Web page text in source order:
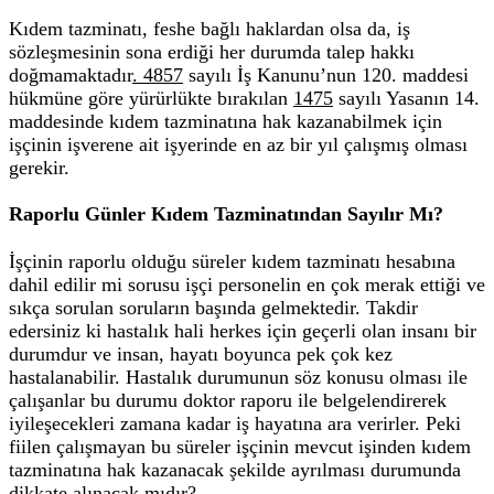
Kıdem tazminatı, feshe bağlı haklardan olsa da, iş
sözleşmesinin sona erdiği her durumda talep hakkı
doğmamaktadır. 4857 sayılı İş Kanunu’nun 120. maddesi
hükmüne göre yürürlükte bırakılan 1475 sayılı Yasanın 14.
maddesinde kıdem tazminatına hak kazanabilmek için
işçinin işverene ait işyerinde en az bir yıl çalışmış olması
gerekir.
Raporlu Günler Kıdem Tazminatından Sayılır Mı?
İşçinin raporlu olduğu süreler kıdem tazminatı hesabına
dahil edilir mi sorusu işçi personelin en çok merak ettiği ve
sıkça sorulan soruların başında gelmektedir. Takdir
edersiniz ki hastalık hali herkes için geçerli olan insanı bir
durumdur ve insan, hayatı boyunca pek çok kez
hastalanabilir. Hastalık durumunun söz konusu olması ile
çalışanlar bu durumu doktor raporu ile belgelendirerek
iyileşecekleri zamana kadar iş hayatına ara verirler. Peki
fiilen çalışmayan bu süreler işçinin mevcut işinden kıdem
tazminatına hak kazanacak şekilde ayrılması durumunda